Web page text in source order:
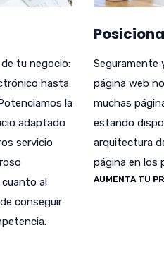
tu negocio:
hasta
la
adaptado
servicio
al
conseguir
Seguramente
página web
muchas
estando
arquitectura
página en los
AUMENTA TU